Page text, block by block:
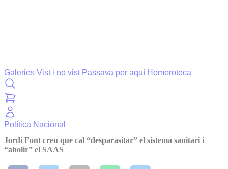
Galeries Vist i no vist Passava per aquí Hemeroteca
Política Nacional
Jordi Font creu que cal “desparasitar” el sistema sanitari i
“abolir” el SAAS